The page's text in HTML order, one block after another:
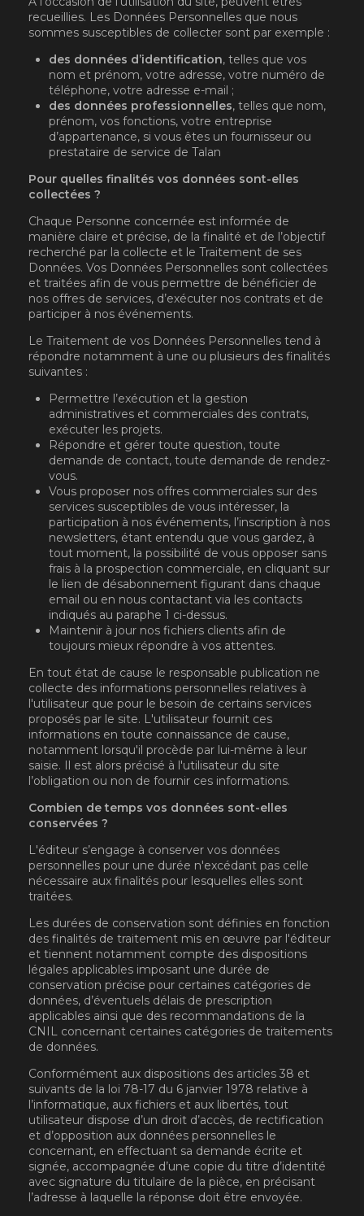
recueillies. Les Données Personnelles que nous
sommes susceptibles de collecter sont par exemple :
des données d’identification, telles que vos
nom et prénom, votre adresse, votre numéro de
téléphone, votre adresse e-mail ;
des données professionnelles, telles que nom,
prénom, vos fonctions, votre entreprise
d’appartenance, si vous êtes un fournisseur ou
prestataire de service de Talan
Pour quelles finalités vos données sont-elles
collectées ?
Chaque Personne concernée est informée de
manière claire et précise, de la finalité et de l’objectif
recherché par la collecte et le Traitement de ses
Données. Vos Données Personnelles sont collectées
et traitées afin de vous permettre de bénéficier de
nos offres de services, d’exécuter nos contrats et de
participer à nos événements.
Le Traitement de vos Données Personnelles tend à
répondre notamment à une ou plusieurs des finalités
suivantes :
Permettre l’exécution et la gestion
administratives et commerciales des contrats,
exécuter les projets.
Répondre et gérer toute question, toute
demande de contact, toute demande de rendez-
vous.
Vous proposer nos offres commerciales sur des
services susceptibles de vous intéresser, la
participation à nos événements, l’inscription à nos
newsletters, étant entendu que vous gardez, à
tout moment, la possibilité de vous opposer sans
frais à la prospection commerciale, en cliquant sur
le lien de désabonnement figurant dans chaque
email ou en nous contactant via les contacts
indiqués au paraphe 1 ci-dessus.
Maintenir à jour nos fichiers clients afin de
toujours mieux répondre à vos attentes.
En tout état de cause le responsable publication ne
collecte des informations personnelles relatives à
l'utilisateur que pour le besoin de certains services
proposés par le site. L'utilisateur fournit ces
informations en toute connaissance de cause,
notamment lorsqu'il procède par lui-même à leur
saisie. Il est alors précisé à l'utilisateur du site
l’obligation ou non de fournir ces informations.
Combien de temps vos données sont-elles
conservées ?
L'éditeur s’engage à conserver vos données
personnelles pour une durée n'excédant pas celle
nécessaire aux finalités pour lesquelles elles sont
traitées.
Les durées de conservation sont définies en fonction
des finalités de traitement mis en œuvre par l'éditeur
et tiennent notamment compte des dispositions
légales applicables imposant une durée de
conservation précise pour certaines catégories de
données, d’éventuels délais de prescription
applicables ainsi que des recommandations de la
CNIL concernant certaines catégories de traitements
de données.
Conformément aux dispositions des articles 38 et
suivants de la loi 78-17 du 6 janvier 1978 relative à
l’informatique, aux fichiers et aux libertés, tout
utilisateur dispose d’un droit d’accès, de rectification
et d’opposition aux données personnelles le
concernant, en effectuant sa demande écrite et
signée, accompagnée d’une copie du titre d’identité
avec signature du titulaire de la pièce, en précisant
l’adresse à laquelle la réponse doit être envoyée.